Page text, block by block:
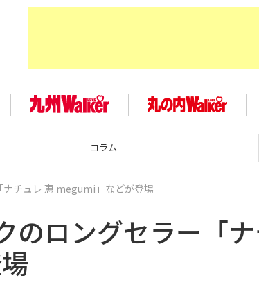
コラム
チュレ 恵 megumi」などが登場
のロングセラー「